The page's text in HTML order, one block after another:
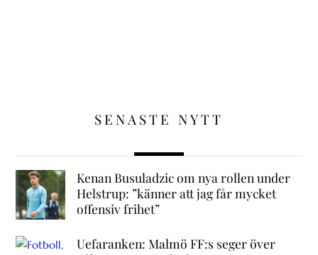
SENASTE NYTT
Kenan Busuladzic om nya rollen under
Helstrup: ”känner att jag får mycket
offensiv frihet”
Uefaranken: Malmö FF:s seger över